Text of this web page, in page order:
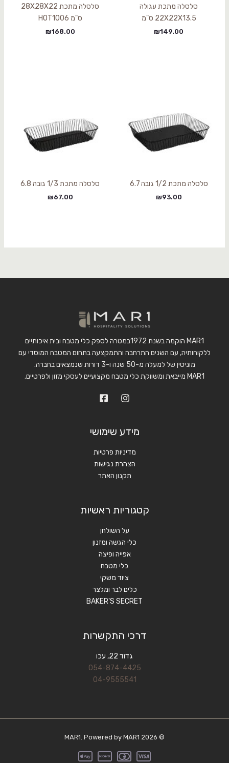
סלסלה מתכת עגולה
22X22X13.5 ס"מ
₪149.00
סלסלה מתכת 28X28X22
ס"מ HOT1006
₪168.00
סלסלה מתכת 1/2 גובה 6.7
₪93.00
סלסלה מתכת 1/3 גובה 6.8
₪67.00
MAR1 הוקמה בשנת 1972במטרה לספק כלי מטבח ובית איכותיים
ללקוחותיה, עם השנים התרחבה והתמקצעה בתחום המטבח המוסדי עם
מוניטין של למעלה מ-50 שנה ו-3 דורות שנמצאים בחברה.
MAR1 מייבאת ומשווקת כלי מטבח מקצועיים לעסקי מזון ולפרטיים.
מידע שימושי
מדיניות פרטיות
הצהרת נגישות
תקנון האתר
קטגוריות ראשיות
על השולחן
כלי הגשה ומזנון
אפייה ופיצה
כלי מטבח
ציוד משקי
כלים לבר ומלצר
BAKER'S SECRET
דרכי התקשרות
גדוד 22, עכו
054-874-4425
04-9555541
© 2026 MAR1. Powered by MAR1